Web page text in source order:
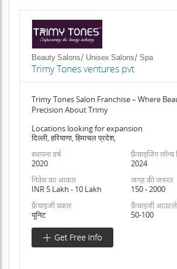
Beauty Salons/ Unisex Salons/ Spa
Trimy Tones ventures pvt
Trimy Tones Salon Franchise – Where
Precision About Trimy
Locations looking for expansion
दिल्ली, हरियाणा, हिमाचल प्रदेश,
स्थापना वर्ष
2020
फ़्रैंचाइजिंग लॉन्च
2024
निवेश का आकार
INR 5 Lakh - 10 Lakh
जगह की जरुरत
150 - 2000
फ़्रैंचाइजी प्रकार
यूनिट
फ़्रैंचाइजी
50-100